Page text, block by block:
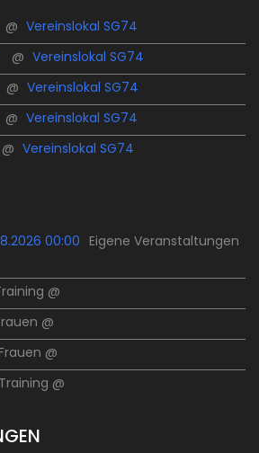
@ Vereinslokal SG74
@ Vereinslokal SG74
@ Vereinslokal SG74
@ Vereinslokal SG74
@ Vereinslokal SG74
00:00 Eigene Veranstaltungen
@
@
@
Training @